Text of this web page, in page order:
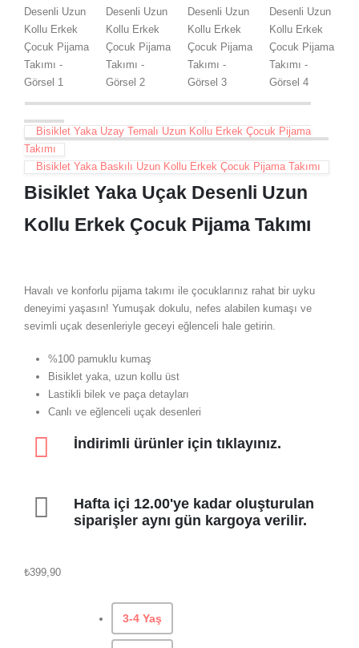
Bisiklet Yaka Uzay Temalı Uzun Kollu Erkek Çocuk Pijama
Takımı
Bisiklet Yaka Baskılı Uzun Kollu Erkek Çocuk Pijama Takımı
Bisiklet Yaka Uçak Desenli Uzun
Kollu Erkek Çocuk Pijama Takımı
Havalı ve konforlu pijama takımı ile çocuklarınız rahat bir uyku
deneyimi yaşasın! Yumuşak dokulu, nefes alabilen kumaşı ve
sevimli uçak desenleriyle geceyi eğlenceli hale getirin.
%100 pamuklu kumaş
Bisiklet yaka, uzun kollu üst
Lastikli bilek ve paça detayları
Canlı ve eğlenceli uçak desenleri
İndirimli ürünler için tıklayınız.
Hafta içi 12.00'ye kadar oluşturulan
siparişler aynı gün kargoya verilir.
₺399,90
3-4 Yaş